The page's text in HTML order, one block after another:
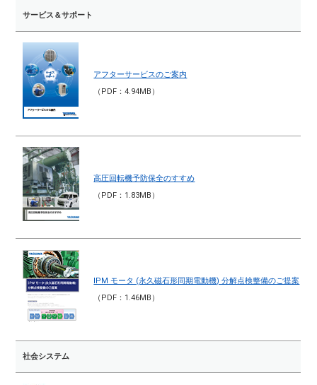
サービス＆サポート
アフターサービスのご案内
（PDF：4.94MB）
高圧回転機予防保全のすすめ
（PDF：1.83MB）
IPM モータ (永久磁石形同期電動機) 分解点検整備のご提案
（PDF：1.46MB）
社会システム